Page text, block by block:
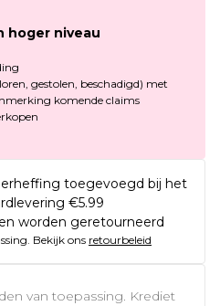
hoger niveau
gestolen, beschadigd) met
komende claims
toegevoegd bij het
€5.99
worden geretourneerd
Bekijk ons retourbeleid
van toepassing. Krediet